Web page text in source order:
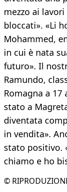
mezzo ai
bloccati». «Li
Mohammed,
in cui è nata
futuro». Il
Ramundo,
Romagna a 17
stato a
diventata
in vendita».
stato positivo.
chiamo e ho
©